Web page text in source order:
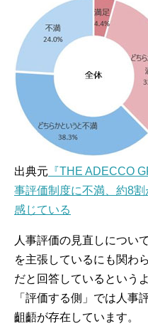
出典元 『THE ADECCO
事評価制度に不満、約8
感じている
人事評価の見直しについ
を主張しているにも関わ
だと回答しているという
「評価する側」では人事
齟齬が存在しています。